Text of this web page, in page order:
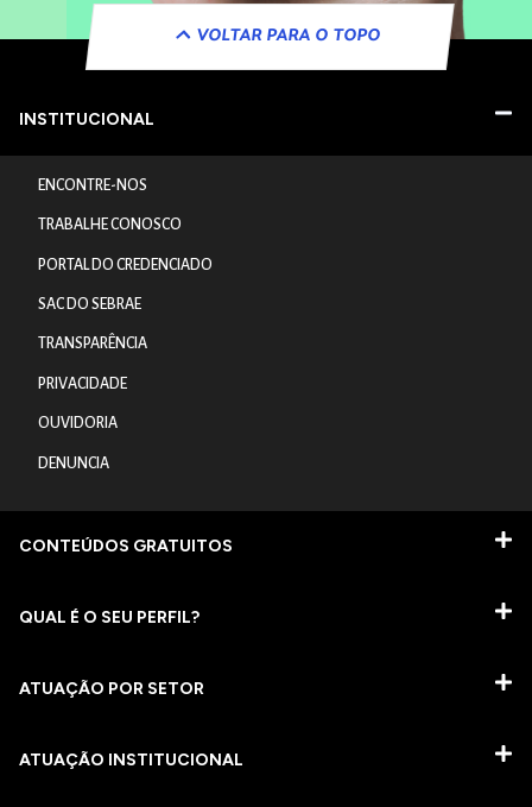
VOLTAR PARA O TOPO
INSTITUCIONAL
ENCONTRE-NOS
TRABALHE CONOSCO
PORTAL DO CREDENCIADO
SAC DO SEBRAE
TRANSPARÊNCIA
PRIVACIDADE
OUVIDORIA
DENUNCIA
CONTEÚDOS GRATUITOS
QUAL É O SEU PERFIL?
ATUAÇÃO POR SETOR
ATUAÇÃO INSTITUCIONAL